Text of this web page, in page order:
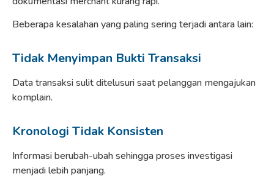
Beberapa kesalahan yang paling sering terjadi antara lain:
Tidak Menyimpan Bukti Transaksi
Data transaksi sulit ditelusuri saat pelanggan mengajukan
komplain.
Kronologi Tidak Konsisten
Informasi berubah-ubah sehingga proses investigasi
menjadi lebih panjang.